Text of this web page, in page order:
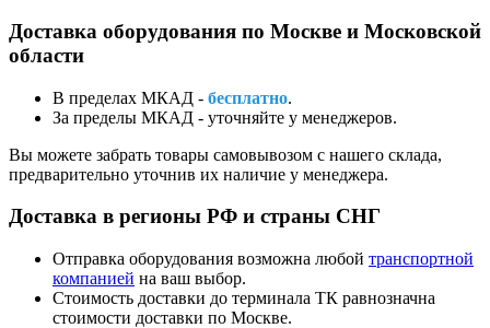
Доставка оборудования по Москве и Московской
области
В пределах МКАД - бесплатно.
За пределы МКАД - уточняйте у менеджеров.
Вы можете забрать товары самовывозом с нашего склада,
предварительно уточнив их наличие у менеджера.
Доставка в регионы РФ и страны СНГ
Отправка оборудования возможна любой транспортной
компанией на ваш выбор.
Стоимость доставки до терминала ТК равнозначна
стоимости доставки по Москве.